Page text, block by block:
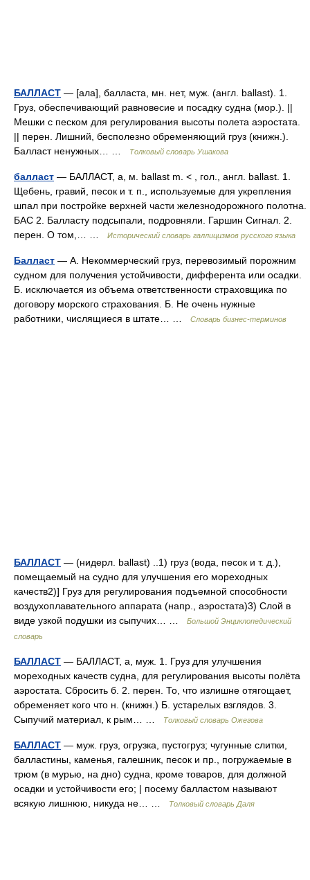
БАЛЛАСТ — [ала], балласта, мн. нет, муж. (англ. ballast). 1.
Груз, обеспечивающий равновесие и посадку судна (мор.). ||
Мешки с песком для регулирования высоты полета аэростата.
|| перен. Лишний, бесполезно обременяющий груз (книжн.).
Балласт ненужных… …
Толковый словарь Ушакова
балласт — БАЛЛАСТ, а, м. ballast m. < , гол., англ. ballast. 1.
Щебень, гравий, песок и т. п., используемые для укрепления
шпал при постройке верхней части железнодорожного полотна.
БАС 2. Балласту подсыпали, подровняли. Гаршин Сигнал. 2.
перен. О том,… …
Исторический словарь галлицизмов русского языка
Балласт — А. Некоммерческий груз, перевозимый порожним
судном для получения устойчивости, дифферента или осадки.
Б. исключается из объема ответственности страховщика по
договору морского страхования. Б. Не очень нужные
работники, числящиеся в штате… …
Словарь бизнес-терминов
БАЛЛАСТ — (нидерл. ballast) ..1) груз (вода, песок и т. д.),
помещаемый на судно для улучшения его мореходных
качеств2)] Груз для регулирования подъемной способности
воздухоплавательного аппарата (напр., аэростата)3) Слой в
виде узкой подушки из сыпучих… …
Большой Энциклопедический
словарь
БАЛЛАСТ — БАЛЛАСТ, а, муж. 1. Груз для улучшения
мореходных качеств судна, для регулирования высоты полёта
аэростата. Сбросить б. 2. перен. То, что излишне отягощает,
обременяет кого что н. (книжн.) Б. устарелых взглядов. 3.
Сыпучий материал, к рым… …
Толковый словарь Ожегова
БАЛЛАСТ — муж. груз, огрузка, пустогруз; чугунные слитки,
балластины, каменья, галешник, песок и пр., погружаемые в
трюм (в мурью, на дно) судна, кроме товаров, для должной
осадки и устойчивости его; | посему балластом называют
всякую лишнюю, никуда не… …
Толковый словарь Даля